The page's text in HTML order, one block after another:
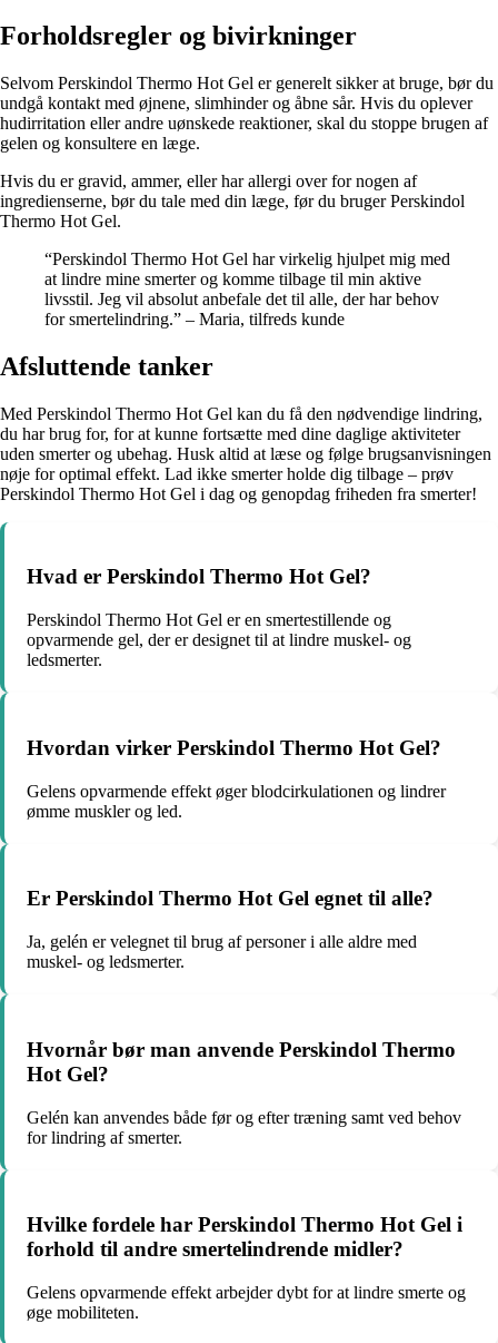
Forholdsregler og bivirkninger
Selvom Perskindol Thermo Hot Gel er generelt sikker at bruge, bør du
undgå kontakt med øjnene, slimhinder og åbne sår. Hvis du oplever
hudirritation eller andre uønskede reaktioner, skal du stoppe brugen af
gelen og konsultere en læge.
Hvis du er gravid, ammer, eller har allergi over for nogen af
ingredienserne, bør du tale med din læge, før du bruger Perskindol
Thermo Hot Gel.
“Perskindol Thermo Hot Gel har virkelig hjulpet mig med
at lindre mine smerter og komme tilbage til min aktive
livsstil. Jeg vil absolut anbefale det til alle, der har behov
for smertelindring.” – Maria, tilfreds kunde
Afsluttende tanker
Med Perskindol Thermo Hot Gel kan du få den nødvendige lindring,
du har brug for, for at kunne fortsætte med dine daglige aktiviteter
uden smerter og ubehag. Husk altid at læse og følge brugsanvisningen
nøje for optimal effekt. Lad ikke smerter holde dig tilbage – prøv
Perskindol Thermo Hot Gel i dag og genopdag friheden fra smerter!
Hvad er Perskindol Thermo Hot Gel?
Perskindol Thermo Hot Gel er en smertestillende og
opvarmende gel, der er designet til at lindre muskel- og
ledsmerter.
Hvordan virker Perskindol Thermo Hot Gel?
Gelens opvarmende effekt øger blodcirkulationen og lindrer
ømme muskler og led.
Er Perskindol Thermo Hot Gel egnet til alle?
Ja, gelén er velegnet til brug af personer i alle aldre med
muskel- og ledsmerter.
Hvornår bør man anvende Perskindol Thermo
Hot Gel?
Gelén kan anvendes både før og efter træning samt ved behov
for lindring af smerter.
Hvilke fordele har Perskindol Thermo Hot Gel i
forhold til andre smertelindrende midler?
Gelens opvarmende effekt arbejder dybt for at lindre smerte og
øge mobiliteten.